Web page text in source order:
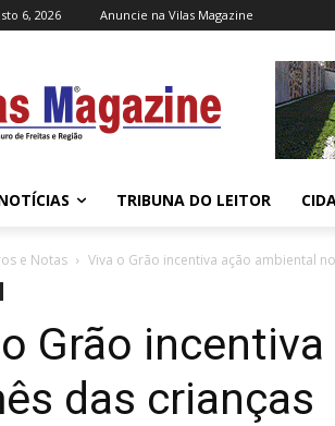
6, 2026 Anuncie na Vilas Magazine
TRIBUNA DO LEITOR
e Notas Viva o Grão incentiva ação ambiental
Grão
das crianças